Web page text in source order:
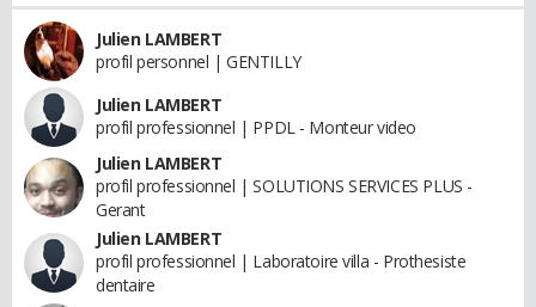
Julien LAMBERT
profil personnel | GENTILLY
Julien LAMBERT
profil professionnel | PPDL - Monteur video
Julien LAMBERT
profil professionnel | SOLUTIONS SERVICES PLUS -
Gerant
Julien LAMBERT
profil professionnel | Laboratoire villa - Prothesiste
dentaire